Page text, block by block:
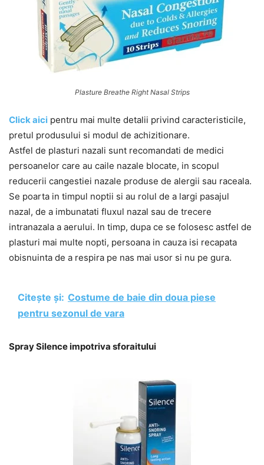
Plasture Breathe Right Nasal Strips
Click aici pentru mai multe detalii privind caracteristicile,
pretul produsului si modul de achizitionare.
Astfel de plasturi nazali sunt recomandati de medici
persoanelor care au caile nazale blocate, in scopul
reducerii cangestiei nazale produse de alergii sau raceala.
Se poarta in timpul noptii si au rolul de a largi pasajul
nazal, de a imbunatati fluxul nazal sau de trecere
intranazala a aerului. In timp, dupa ce se folosesc astfel de
plasturi mai multe nopti, persoana in cauza isi recapata
obisnuinta de a respira pe nas mai usor si nu pe gura.
Citește și: Costume de baie din doua piese
pentru sezonul de vara
Spray Silence impotriva sforaitului